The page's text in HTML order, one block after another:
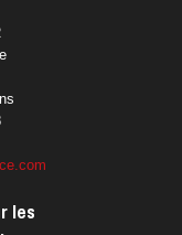
les